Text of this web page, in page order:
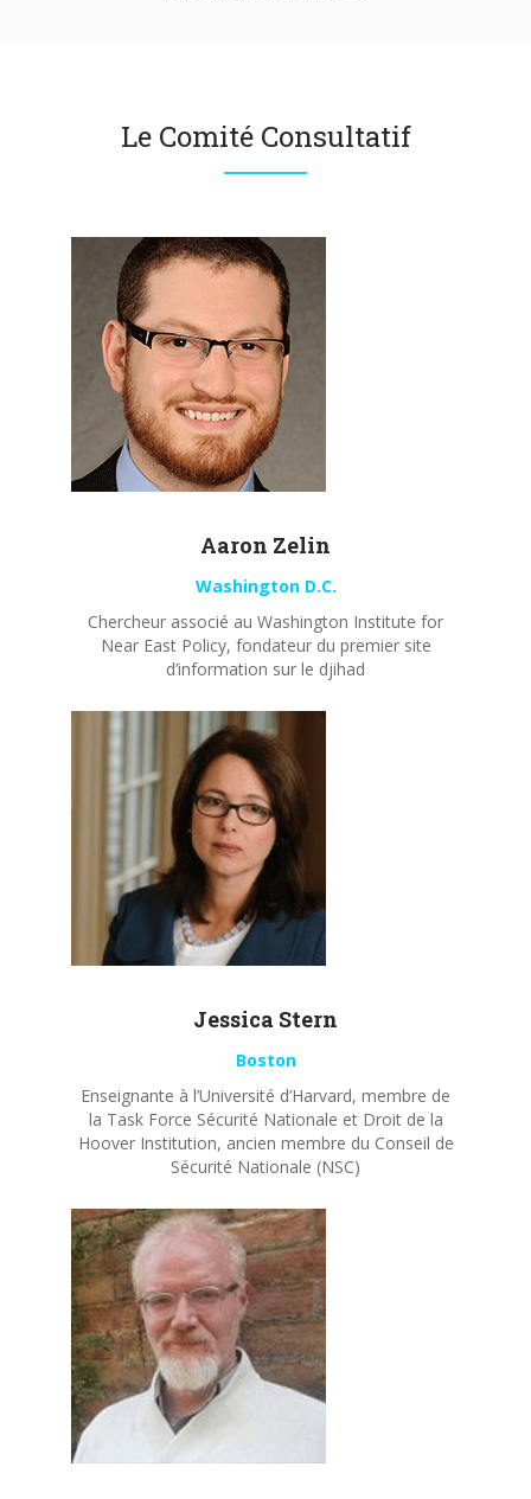
Le Comité Consultatif
Aaron Zelin
Washington D.C.
Chercheur associé au Washington Institute for
Near East Policy, fondateur du premier site
d’information sur le djihad
Jessica Stern
Boston
Enseignante à l’Université d’Harvard, membre de
la Task Force Sécurité Nationale et Droit de la
Hoover Institution, ancien membre du Conseil de
Sécurité Nationale (NSC)